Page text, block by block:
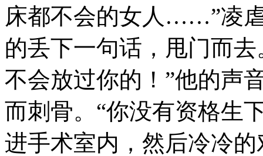
床都不会的女人……”凌
的丢下一句话，甩门而
不会放过你的！”他的声
而刺骨。“你没有资格生
进手术室内，然后冷冷